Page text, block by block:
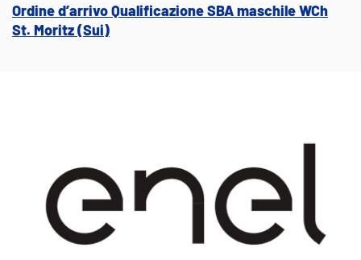
Ordine d’arrivo Qualificazione SBA maschile WCh
St. Moritz (Sui)